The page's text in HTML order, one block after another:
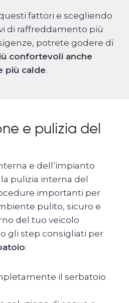
fattori e scegliendo
di raffreddamento più
potrete godere di
confortevoli anche
più calde.
e pulizia del
e dell’impianto
pulizia interna del
importanti per
pulito, sicuro e
del tuo veicolo
gli step consigliati per
:
il serbatoio